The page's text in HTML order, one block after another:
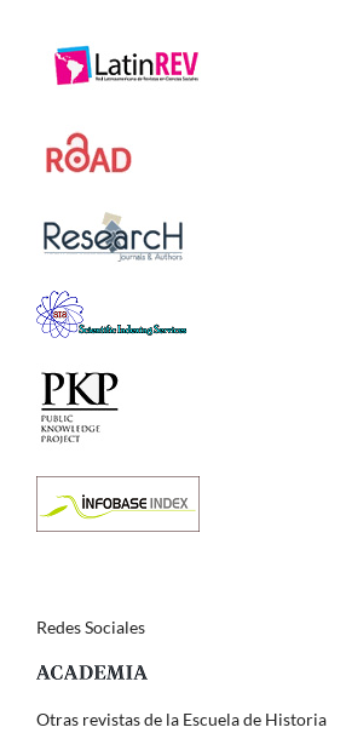
Redes Sociales
Otras revistas de la Escuela de Historia